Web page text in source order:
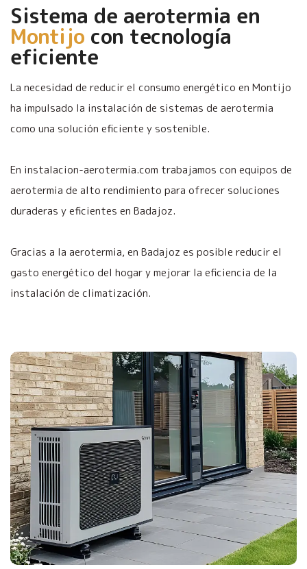
Sistema de aerotermia en
Montijo con tecnología
eficiente
La necesidad de reducir el consumo energético en Montijo
ha impulsado la instalación de sistemas de aerotermia
como una solución eficiente y sostenible.
En instalacion-aerotermia.com trabajamos con equipos de
aerotermia de alto rendimiento para ofrecer soluciones
duraderas y eficientes en Badajoz.
Gracias a la aerotermia, en Badajoz es posible reducir el
gasto energético del hogar y mejorar la eficiencia de la
instalación de climatización.